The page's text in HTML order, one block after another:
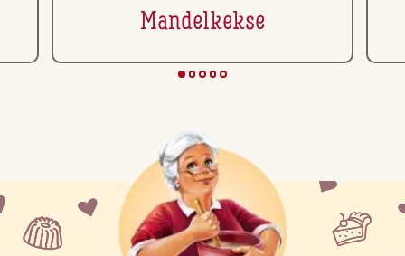
Man­del­kek­se